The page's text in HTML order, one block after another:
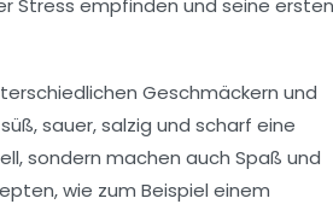
Geschmäckern und
sauer, salzig und scharf eine
sondern machen auch Spaß und
wie zum Beispiel einem